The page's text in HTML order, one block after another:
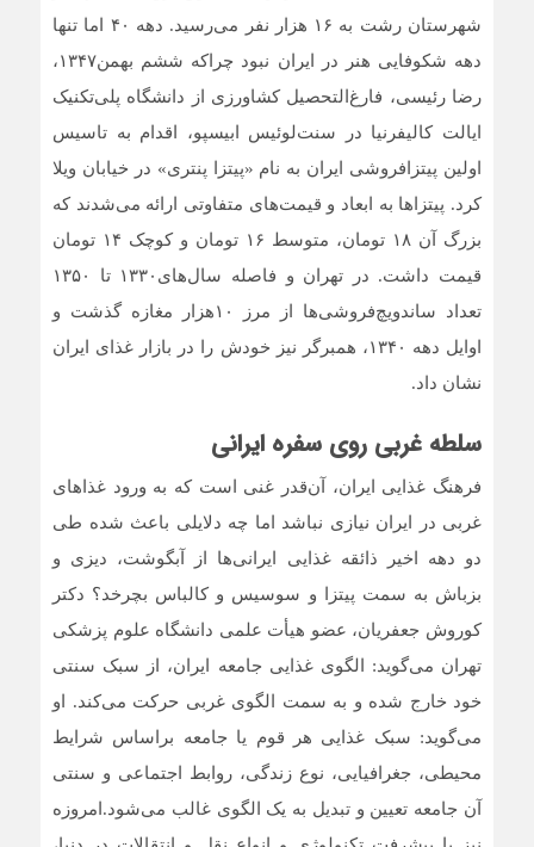
شهرستان رشت به ۱۶ هزار نفر می‌رسید. دهه ۴۰ اما تنها
دهه شکوفایی هنر در ایران نبود چراکه ششم بهمن۱۳۴۷،
رضا رئیسی، فارغ‌التحصیل کشاورزی از دانشگاه پلی‌تکنیک
ایالت کالیفرنیا در سنت‌لوئیس ابیسپو، اقدام به تاسیس
اولین پیتزافروشی ایران به نام «پیتزا پنتری» در خیابان ویلا
کرد. پیتزاها به ابعاد و قیمت‌های متفاوتی ارائه می‌شدند که
بزرگ آن ۱۸ تومان، متوسط ۱۶ تومان و کوچک ۱۴ تومان
قیمت داشت. در تهران و فاصله سال‌های۱۳۳۰ تا ۱۳۵۰
تعداد ساندویچ‌فروشی‌ها از مرز ۱۰هزار مغازه گذشت و
اوایل دهه ۱۳۴۰، همبرگر نیز خودش را در بازار غذای ایران
نشان داد.
سلطه غربی روی سفره ایرانی
فرهنگ غذایی ایران، آن‌قدر غنی است که به ورود غذاهای
غربی در ایران نیازی نباشد اما چه دلایلی باعث شده طی
دو دهه اخیر ذائقه غذایی ایرانی‌ها از آبگوشت، دیزی و
بزباش به سمت پیتزا و سوسیس و کالباس بچرخد؟ دکتر
کوروش جعفریان، عضو هیأت علمی دانشگاه علوم پزشکی
تهران می‌گوید: الگوی غذایی جامعه ایران، از سبک سنتی
خود خارج شده و به سمت الگوی غربی حرکت می‌کند. او
می‌گوید:‌ سبک غذایی هر قوم یا جامعه براساس شرایط
محیطی، جغرافیایی، نوع زندگی، روابط اجتماعی و سنتی
آن جامعه تعیین و تبدیل به یک الگوی غالب می‌شود.امروزه